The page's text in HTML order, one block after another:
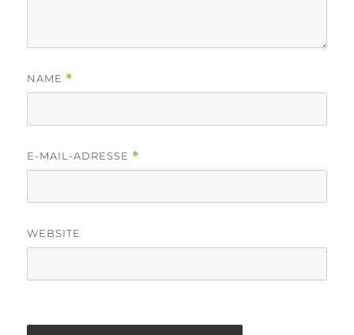
NAME *
E-MAIL-ADRESSE *
WEBSITE